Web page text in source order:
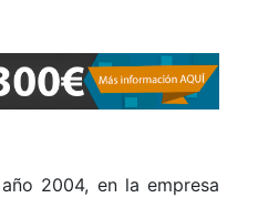
2004, en la empresa